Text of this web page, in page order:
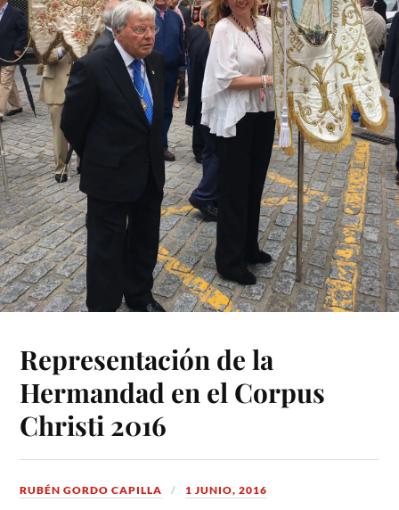
Representación de la
Hermandad en el Corpus
Christi 2016
RUBÉN GORDO CAPILLA 1 JUNIO, 2016